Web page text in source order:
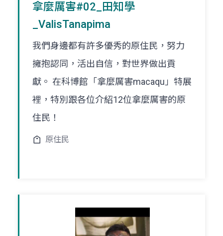
拿麼厲害#02_田知學
_ValisTanapima
我們身邊都有許多優秀的原住民，努力
擁抱認同，活出自信，對世界做出貢
獻。 在科博館「拿麼厲害macaqu」特展
裡，特別跟各位介紹12位拿麼厲害的原
住民！
原住民